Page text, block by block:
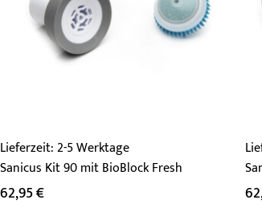
Lieferzeit:2-5 Werktage
Sanicus Kit 90 mit BioBlock Fresh
62,95€